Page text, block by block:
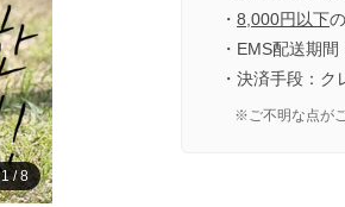
1/8
・ 8,000円以下
・EMS配送期間
・決済手段：
※ご不明な点が